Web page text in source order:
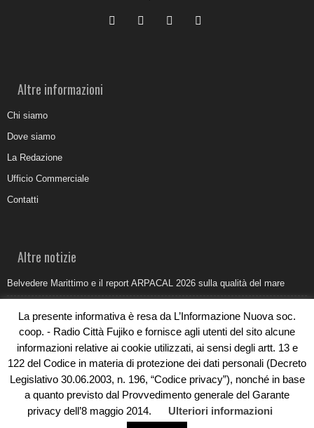
Altre informazioni
Chi siamo
Dove siamo
La Redazione
Ufficio Commerciale
Contatti
Altre notizie
Belvedere Marittimo e il report ARPACAL 2026 sulla qualità del mare
Umidità di risalita in casa, come riconoscere i segnali veri
Torna il Sun Donato Festival 2026
Come il busking moderno ridisegna il paesaggio sonoro urbano
La presente informativa è resa da L’Informazione Nuova soc.
coop. - Radio Città Fujiko e fornisce agli utenti del sito alcune
informazioni relative ai cookie utilizzati, ai sensi degli artt. 13 e
122 del Codice in materia di protezione dei dati personali (Decreto
Legislativo 30.06.2003, n. 196, “Codice privacy”), nonché in base
a quanto previsto dal Provvedimento generale del Garante
privacy dell’8 maggio 2014.
Ulteriori informazioni